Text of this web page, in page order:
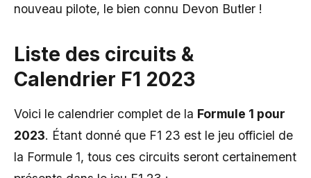
nouveau pilote, le bien connu Devon Butler !
Liste des circuits &
Calendrier F1 2023
Voici le calendrier complet de la Formule 1 pour
2023. Étant donné que F1 23 est le jeu officiel de
la Formule 1, tous ces circuits seront certainement